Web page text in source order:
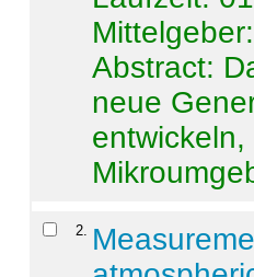
Abstract:
neue
2